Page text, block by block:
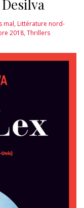
mal,Littérature nord-
2018,Thrillers